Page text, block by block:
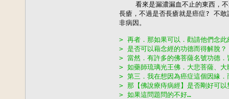
看來是漏濃漏血不止的東西，
長瘡，不過是否長瘡就是癌症? 不敢
非病因。
> 再者．那如果可以．勸請他們念此
> 是否可以藉念經的功德而得解脫？
> 當然．有許多的佛菩薩名號功德．
> 如藥師琉璃光王佛．大悲菩薩、大
> 第三．我在想因為癌症這個因緣．
> 那【佛說療痔病經】是否剛好可以
> 如果這問題問的不好…